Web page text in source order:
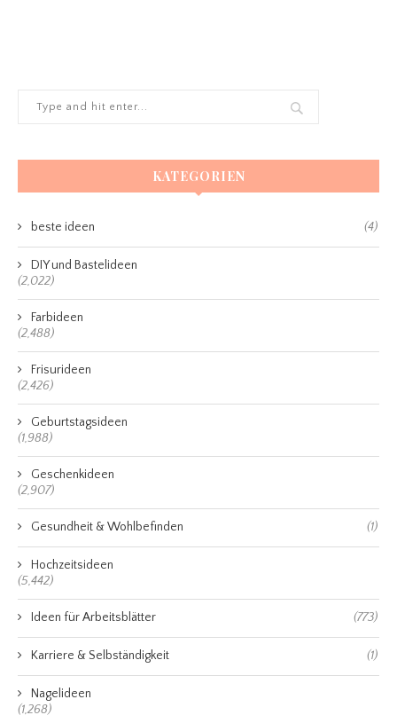
KATEGORIEN
beste ideen (4)
DIY und Bastelideen
(2,022)
Farbideen
(2,488)
Frisurideen
(2,426)
Geburtstagsideen
(1,988)
Geschenkideen
(2,907)
Gesundheit & Wohlbefinden (1)
Hochzeitsideen
(5,442)
Ideen für Arbeitsblätter (773)
Karriere & Selbständigkeit (1)
Nagelideen
(1,268)